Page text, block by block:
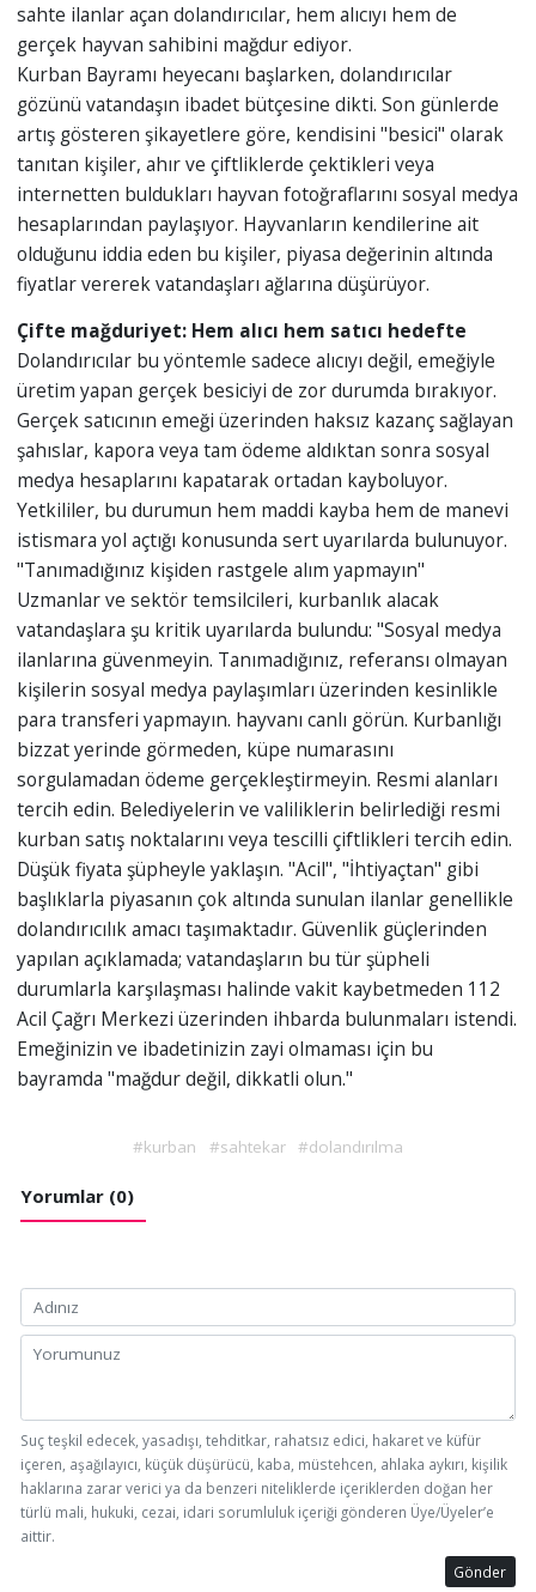
sahte ilanlar açan dolandırıcılar, hem alıcıyı hem de
gerçek hayvan sahibini mağdur ediyor.
Kurban Bayramı heyecanı başlarken, dolandırıcılar
gözünü vatandaşın ibadet bütçesine dikti. Son günlerde
artış gösteren şikayetlere göre, kendisini "besici" olarak
tanıtan kişiler, ahır ve çiftliklerde çektikleri veya
internetten buldukları hayvan fotoğraflarını sosyal medya
hesaplarından paylaşıyor. Hayvanların kendilerine ait
olduğunu iddia eden bu kişiler, piyasa değerinin altında
fiyatlar vererek vatandaşları ağlarına düşürüyor.
Çifte mağduriyet: Hem alıcı hem satıcı hedefte
Dolandırıcılar bu yöntemle sadece alıcıyı değil, emeğiyle
üretim yapan gerçek besiciyi de zor durumda bırakıyor.
Gerçek satıcının emeği üzerinden haksız kazanç sağlayan
şahıslar, kapora veya tam ödeme aldıktan sonra sosyal
medya hesaplarını kapatarak ortadan kayboluyor.
Yetkililer, bu durumun hem maddi kayba hem de manevi
istismara yol açtığı konusunda sert uyarılarda bulunuyor.
"Tanımadığınız kişiden rastgele alım yapmayın"
Uzmanlar ve sektör temsilcileri, kurbanlık alacak
vatandaşlara şu kritik uyarılarda bulundu: "Sosyal medya
ilanlarına güvenmeyin. Tanımadığınız, referansı olmayan
kişilerin sosyal medya paylaşımları üzerinden kesinlikle
para transferi yapmayın. hayvanı canlı görün. Kurbanlığı
bizzat yerinde görmeden, küpe numarasını
sorgulamadan ödeme gerçekleştirmeyin. Resmi alanları
tercih edin. Belediyelerin ve valiliklerin belirlediği resmi
kurban satış noktalarını veya tescilli çiftlikleri tercih edin.
Düşük fiyata şüpheyle yaklaşın. "Acil", "İhtiyaçtan" gibi
başlıklarla piyasanın çok altında sunulan ilanlar genellikle
dolandırıcılık amacı taşımaktadır. Güvenlik güçlerinden
yapılan açıklamada; vatandaşların bu tür şüpheli
durumlarla karşılaşması halinde vakit kaybetmeden 112
Acil Çağrı Merkezi üzerinden ihbarda bulunmaları istendi.
Emeğinizin ve ibadetinizin zayi olmaması için bu
bayramda "mağdur değil, dikkatli olun."
#kurban #sahtekar #dolandırılma
Yorumlar (0)
Suç teşkil edecek, yasadışı, tehditkar, rahatsız edici, hakaret ve küfür
içeren, aşağılayıcı, küçük düşürücü, kaba, müstehcen, ahlaka aykırı, kişilik
haklarına zarar verici ya da benzeri niteliklerde içeriklerden doğan her
türlü mali, hukuki, cezai, idari sorumluluk içeriği gönderen Üye/Üyeler’e
aittir.
Gönder